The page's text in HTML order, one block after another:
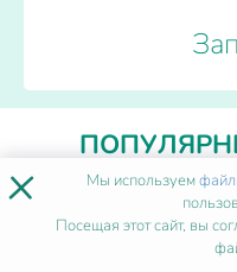
Организация
общественное
× Мы используем
Посещая этот сайт, вы